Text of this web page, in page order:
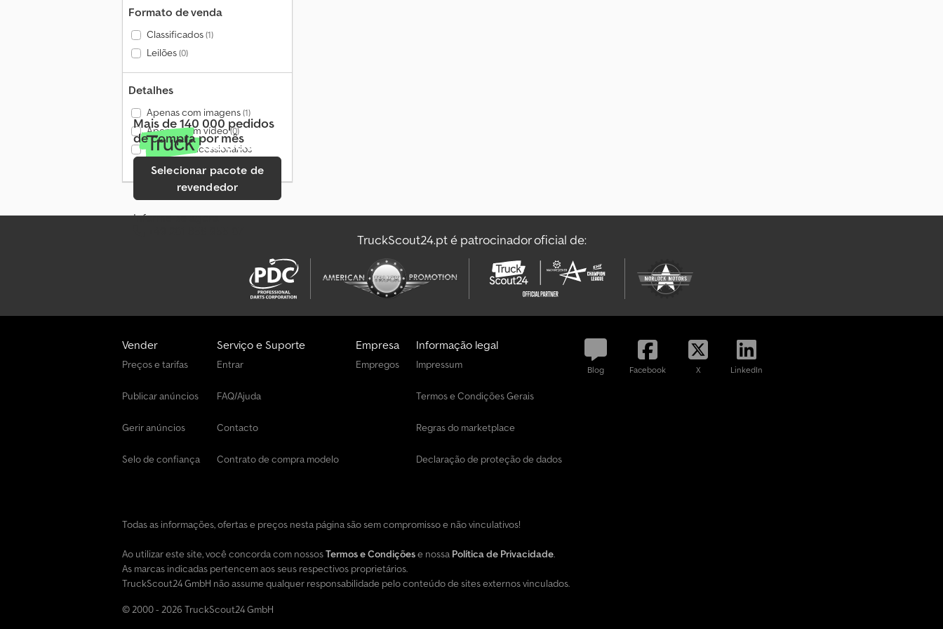
Formato de venda
Classificados(1)
Leilões(0)
Detalhes
Apenas com imagens(1)
Apenas com vídeo(0)
Apenas concessionários
verificados
Mais de 140 000 pedidos
de compra por mês
Selecionar pacote de
revendedor
Informe-se agora
TruckScout24.pt é patrocinador oficial de:
Vender
Preços e tarifas
Publicar anúncios
Gerir anúncios
Selo de confiança
Serviço e Suporte
Entrar
FAQ/Ajuda
Contacto
Contrato de compra modelo
Empresa
Empregos
Informação legal
Impressum
Termos e Condições Gerais
Regras do marketplace
Declaração de proteção de dados
Blog Facebook X LinkedIn
Todas as informações, ofertas e preços nesta página são sem compromisso e não vinculativos!
Ao utilizar este site, você concorda com nossosTermos e Condiçõese nossa Política de Privacidade.
As marcas indicadas pertencem aos seus respectivos proprietários.
TruckScout24 GmbH não assume qualquer responsabilidade pelo conteúdo de sites externos vinculados.
© 2000 - 2026 TruckScout24 GmbH